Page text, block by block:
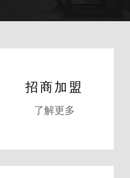
招商加盟
了解更多